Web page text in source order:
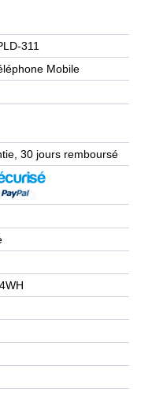
311
Mobile
30 jours remboursé